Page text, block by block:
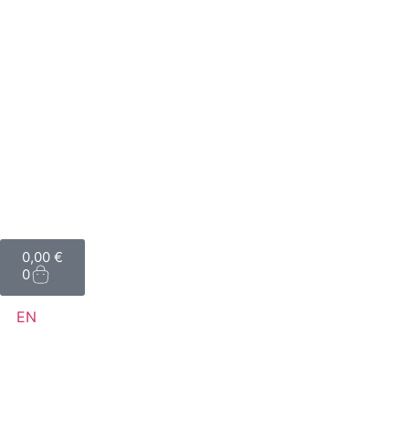
0,00 €
0
EN